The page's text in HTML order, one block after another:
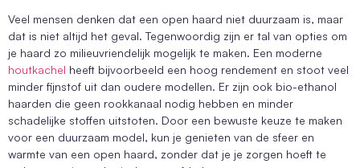
Veel mensen denken dat een open haard niet duurzaam is, maar
dat is niet altijd het geval. Tegenwoordig zijn er tal van opties om
je haard zo milieuvriendelijk mogelijk te maken. Een moderne
houtkachel heeft bijvoorbeeld een hoog rendement en stoot veel
minder fijnstof uit dan oudere modellen. Er zijn ook bio-ethanol
haarden die geen rookkanaal nodig hebben en minder
schadelijke stoffen uitstoten. Door een bewuste keuze te maken
voor een duurzaam model, kun je genieten van de sfeer en
warmte van een open haard, zonder dat je je zorgen hoeft te